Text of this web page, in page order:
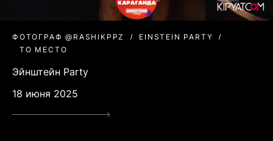
ФОТОГРАФ @RASHIKPPZ
EINSTEIN PARTY
ТО МЕСТО
Эйнштейн Party
18 июня 2025